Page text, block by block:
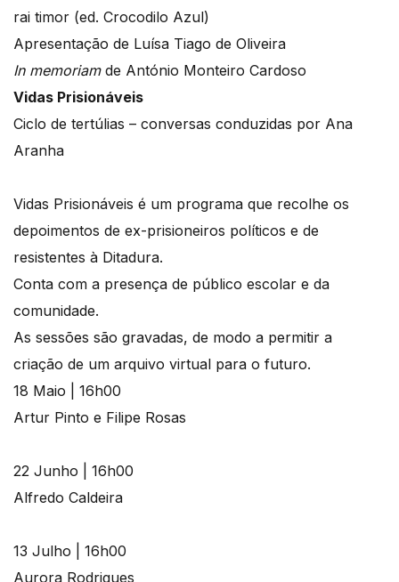
rai timor (ed. Crocodilo Azul)
Apresentação de Luísa Tiago de Oliveira
In memoriamde António Monteiro Cardoso
Vidas Prisionáveis
Ciclo de tertúlias – conversas conduzidas por Ana
Aranha
Vidas Prisionáveis é um programa que recolhe os
depoimentos de ex-prisioneiros políticos e de
resistentes à Ditadura.
Conta com a presença de público escolar e da
comunidade.
As sessões são gravadas, de modo a permitir a
criação de um arquivo virtual para o futuro.
18 Maio | 16h00
Artur Pinto e Filipe Rosas
22 Junho | 16h00
Alfredo Caldeira
13 Julho | 16h00
Aurora Rodrigues